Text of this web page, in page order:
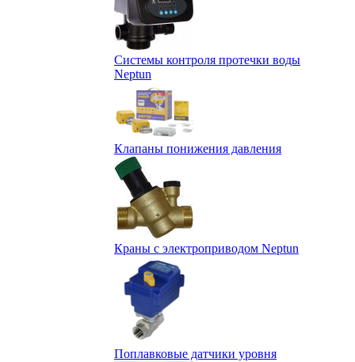
Системы контроля протечки воды
Neptun
Клапаны понижения давления
Краны с электроприводом Neptun
Поплавковые датчики уровня